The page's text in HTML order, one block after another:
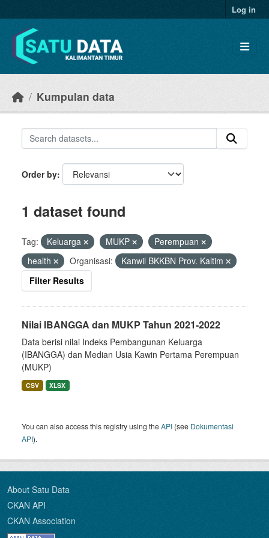
Log in
Kumpulan data
Order by
1 dataset found
Tag: Keluarga MUKP
Perempuan
health
Organisasi:
Kanwil BKKBN Prov. Kaltim
Filter Results
Nilai IBANGGA dan MUKP Tahun 2021-2022
Data berisi nilai Indeks Pembangunan Keluarga
(IBANGGA) dan Median Usia Kawin Pertama Perempuan
(MUKP)
CSV XLSX
You can also access this registry using theAPI (see Dokumentasi
API).
About Satu Data
CKAN API
CKAN Association